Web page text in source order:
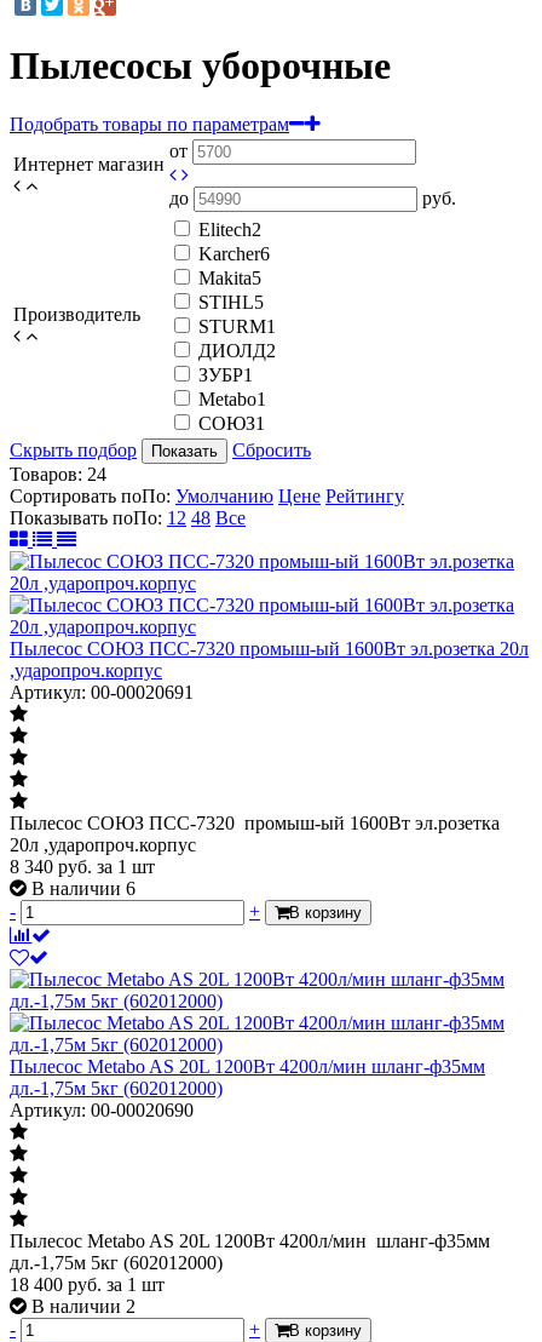
Пылесосы уборочные
Подобрать товары по параметрам
Интернет магазин
от
до руб.
Производитель
Elitech2
Karcher6
Makita5
STIHL5
STURM1
ДИОЛД2
ЗУБР1
Мetabo1
СОЮЗ1
Скрыть подбор
Показать
Сбросить
Товаров: 24
Сортировать поПо: Умолчанию Цене Рейтингу
Показывать поПо: 12 48 Все
Пылесос СОЮЗ ПСС-7320 промыш-ый 1600Вт эл.розетка 20л
,ударопроч.корпус
Артикул: 00-00020691
Пылесос СОЮЗ ПСС-7320 промыш-ый 1600Вт эл.розетка
20л ,ударопроч.корпус
8 340 руб. за 1 шт
В наличии 6
-
+ В корзину
Пылесос Мetabo AS 20L 1200Вт 4200л/мин шланг-ф35мм
дл.-1,75м 5кг (602012000)
Артикул: 00-00020690
Пылесос Мetabo AS 20L 1200Вт 4200л/мин шланг-ф35мм
дл.-1,75м 5кг (602012000)
18 400 руб. за 1 шт
В наличии 2
-
+ В корзину